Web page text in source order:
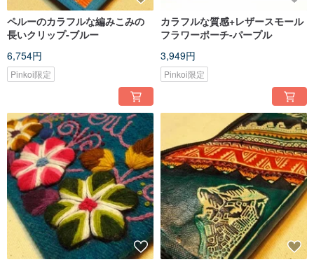
ペルーのカラフルな編みこみの
長いクリップ-ブルー
6,754円
Pinkoi限定
カラフルな質感+レザースモール
フラワーポーチ-パープル
3,949円
Pinkoi限定